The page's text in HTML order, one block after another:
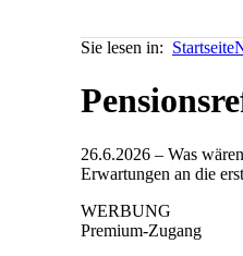
Sie lesen in: Startseite
26.6.2026 – Was
Erwartungen an die
WERBUNG
Premium-Zugang